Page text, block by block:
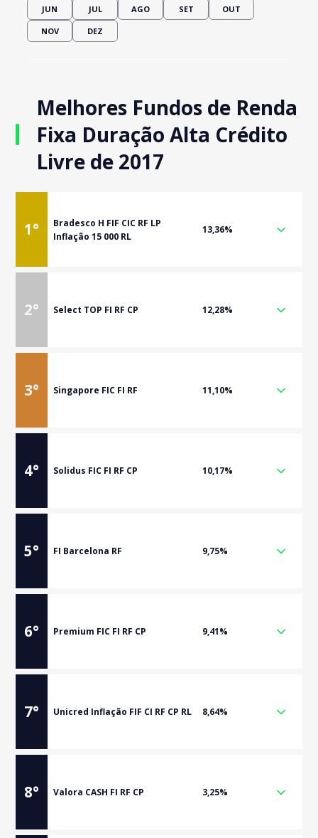
JUN JUL AGO SET OUT
NOV DEZ
Melhores Fundos de Renda
Fixa Duração Alta Crédito
Livre de 2017
1°
Bradesco H FIF CIC RF LP
Inflação 15 000 RL
13,36%
2° Select TOP FI RF CP 12,28%
3° Singapore FIC FI RF 11,10%
4° Solidus FIC FI RF CP 10,17%
5° FI Barcelona RF 9,75%
6° Premium FIC FI RF CP 9,41%
7° Unicred Inflação FIF CI RF CP RL 8,64%
8° Valora CASH FI RF CP 3,25%